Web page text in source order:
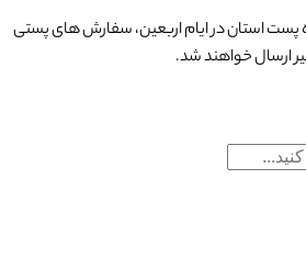
پست استان در ایام اربعین، سفارش های پستی